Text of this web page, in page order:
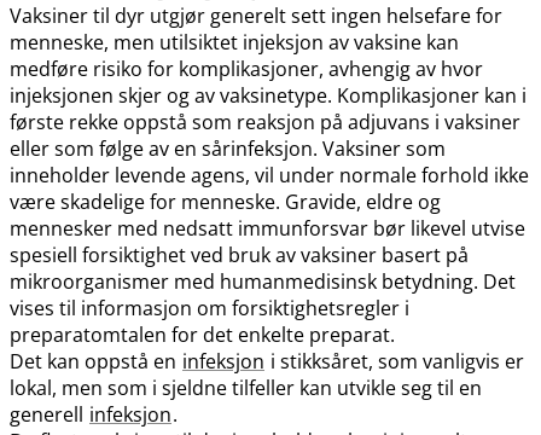
Vaksiner til dyr utgjør generelt sett ingen helsefare for
menneske, men utilsiktet injeksjon av vaksine kan
medføre risiko for komplikasjoner, avhengig av hvor
injeksjonen skjer og av vaksinetype. Komplikasjoner kan i
første rekke oppstå som reaksjon på adjuvans i vaksiner
eller som følge av en sårinfeksjon. Vaksiner som
inneholder levende agens, vil under normale forhold ikke
være skadelige for menneske. Gravide, eldre og
mennesker med nedsatt immunforsvar bør likevel utvise
spesiell forsiktighet ved bruk av vaksiner basert på
mikroorganismer med humanmedisinsk betydning. Det
vises til informasjon om forsiktighetsregler i
preparatomtalen for det enkelte preparat.
Det kan oppstå en infeksjon i stikksåret, som vanligvis er
lokal, men som i sjeldne tilfeller kan utvikle seg til en
generell infeksjon.